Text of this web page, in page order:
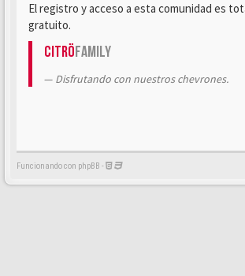
El registro y acceso a esta comunidad es
gratuito.
CitröFamily
Disfrutando con nuestros chevrones.
Funcionando con phpBB -